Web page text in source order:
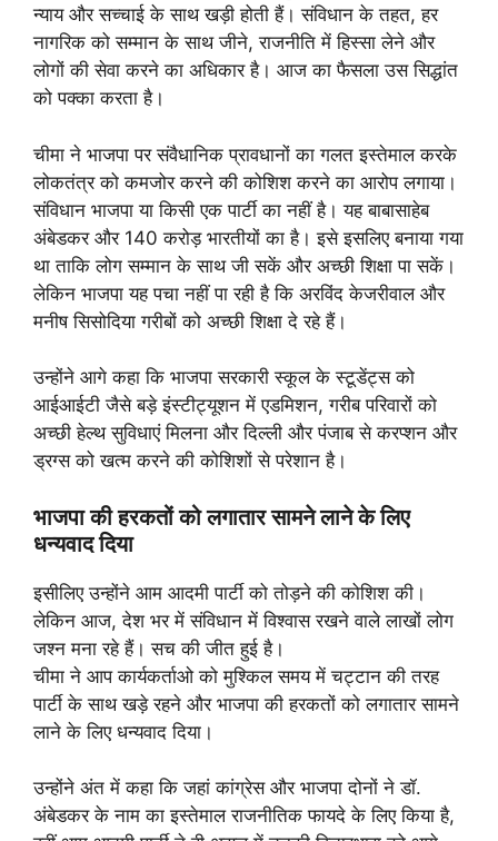
न्याय और सच्चाई के साथ खड़ी होती हैं। संविधान के तहत, हर
नागरिक को सम्मान के साथ जीने, राजनीति में हिस्सा लेने और
लोगों की सेवा करने का अधिकार है। आज का फैसला उस सिद्धांत
को पक्का करता है।
चीमा ने भाजपा पर संवैधानिक प्रावधानों का गलत इस्तेमाल करके
लोकतंत्र को कमजोर करने की कोशिश करने का आरोप लगाया।
संविधान भाजपा या किसी एक पार्टी का नहीं है। यह बाबासाहेब
अंबेडकर और 140 करोड़ भारतीयों का है। इसे इसलिए बनाया गया
था ताकि लोग सम्मान के साथ जी सकें और अच्छी शिक्षा पा सकें।
लेकिन भाजपा यह पचा नहीं पा रही है कि अरविंद केजरीवाल और
मनीष सिसोदिया गरीबों को अच्छी शिक्षा दे रहे हैं।
उन्होंने आगे कहा कि भाजपा सरकारी स्कूल के स्टूडेंट्स को
आईआईटी जैसे बड़े इंस्टीट्यूशन में एडमिशन, गरीब परिवारों को
अच्छी हेल्थ सुविधाएं मिलना और दिल्ली और पंजाब से करप्शन और
ड्रग्स को खत्म करने की कोशिशों से परेशान है।
भाजपा की हरकतों को लगातार सामने लाने के लिए
धन्यवाद दिया
इसीलिए उन्होंने आम आदमी पार्टी को तोड़ने की कोशिश की।
लेकिन आज, देश भर में संविधान में विश्वास रखने वाले लाखों लोग
जश्न मना रहे हैं। सच की जीत हुई है।
चीमा ने आप कार्यकर्ताओ को मुश्किल समय में चट्टान की तरह
पार्टी के साथ खड़े रहने और भाजपा की हरकतों को लगातार सामने
लाने के लिए धन्यवाद दिया।
उन्होंने अंत में कहा कि जहां कांग्रेस और भाजपा दोनों ने डॉ.
अंबेडकर के नाम का इस्तेमाल राजनीतिक फायदे के लिए किया है,